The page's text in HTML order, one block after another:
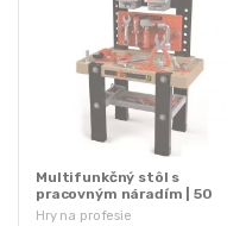
Hry na profesie
Multifunkčný stôl s
pracovným náradím | 50
doplnkov